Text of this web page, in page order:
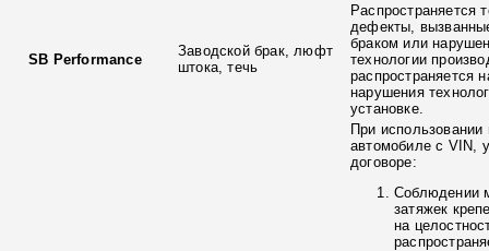
SB Performance
Заводской брак, люфт
штока, течь
Распространяется
дефекты,
браком или
технологии
распространяется
нарушения
установке.
При использовании
автомобиле с VIN,
договоре:
Соблюдении
затяжек
на